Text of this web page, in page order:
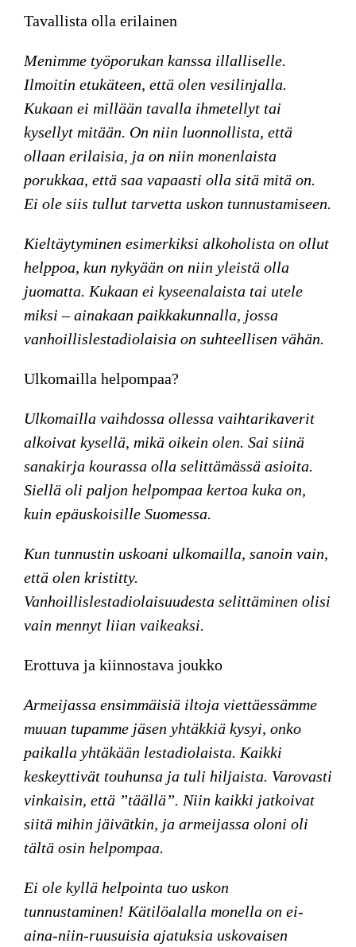
Tavallista olla erilainen
Menimme työporukan kanssa illalliselle.
Ilmoitin etukäteen, että olen vesilinjalla.
Kukaan ei millään tavalla ihmetellyt tai
kysellyt mitään. On niin luonnollista, että
ollaan erilaisia, ja on niin monenlaista
porukkaa, että saa vapaasti olla sitä mitä on.
Ei ole siis tullut tarvetta uskon tunnustamiseen.
Kieltäytyminen esimerkiksi alkoholista on ollut
helppoa, kun nykyään on niin yleistä olla
juomatta. Kukaan ei kyseenalaista tai utele
miksi – ainakaan paikkakunnalla, jossa
vanhoillislestadiolaisia on suhteellisen vähän.
Ulkomailla helpompaa?
Ulkomailla vaihdossa ollessa vaihtarikaverit
alkoivat kysellä, mikä oikein olen. Sai siinä
sanakirja kourassa olla selittämässä asioita.
Siellä oli paljon helpompaa kertoa kuka on,
kuin epäuskoisille Suomessa.
Kun tunnustin uskoani ulkomailla, sanoin vain,
että olen kristitty.
Vanhoillislestadiolaisuudesta selittäminen olisi
vain mennyt liian vaikeaksi.
Erottuva ja kiinnostava joukko
Armeijassa ensimmäisiä iltoja viettäessämme
muuan tupamme jäsen yhtäkkiä kysyi, onko
paikalla yhtäkään lestadiolaista. Kaikki
keskeyttivät touhunsa ja tuli hiljaista. Varovasti
vinkaisin, että ”täällä”. Niin kaikki jatkoivat
siitä mihin jäivätkin, ja armeijassa oloni oli
tältä osin helpompaa.
Ei ole kyllä helpointa tuo uskon
tunnustaminen! Kätilöalalla monella on ei-
aina-niin-ruusuisia ajatuksia uskovaisen